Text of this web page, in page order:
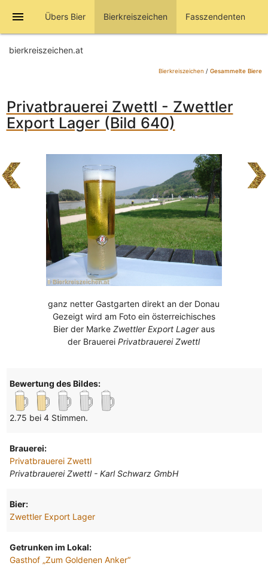
menu Übers Bier Bierkreiszeichen Fasszendenten
bierkreiszeichen.at
Bierkreiszeichen / Gesammelte Biere
Privatbrauerei Zwettl - Zwettler
Export Lager (Bild 640)
ganz netter Gastgarten direkt an der Donau
Gezeigt wird am Foto ein österreichisches
Bier der Marke Zwettler Export Lageraus
der BrauereiPrivatbrauerei Zwettl
Bewertung des Bildes:
2.75 bei 4 Stimmen.
Brauerei:
Privatbrauerei Zwettl
Privatbrauerei Zwettl - Karl Schwarz GmbH
Bier:
Zwettler Export Lager
Getrunken im Lokal:
Gasthof „Zum Goldenen Anker“